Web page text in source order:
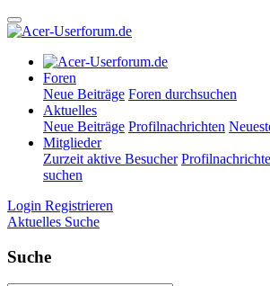
Foren
Neue Beiträge Foren durchsuchen
Aktuelles
Neue Beiträge Profilnachrichten
Mitglieder
Zurzeit aktive Besucher
suchen
Login Registrieren
Aktuelles Suche
Suche